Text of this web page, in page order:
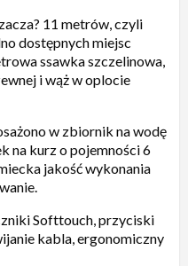
11 metrów, czyli
dostępnych miejsc
ssawka szczelinowa,
i wąż w oplocie
w zbiornik na wodę
na kurz o pojemności 6
jakość wykonania
Softtouch, przyciski
kabla, ergonomiczny